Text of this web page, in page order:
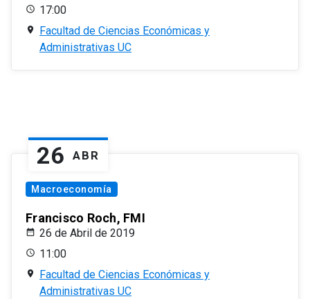
17:00
Facultad de Ciencias Económicas y
Administrativas UC
26 ABR
Macroeconomía
Francisco Roch, FMI
26 de Abril de 2019
11:00
Facultad de Ciencias Económicas y
Administrativas UC